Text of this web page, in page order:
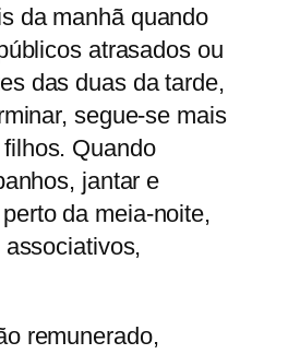
da manhã quando
atrasados ou
das duas da tarde,
segue-se mais
Quando
jantar e
da meia-noite,
remunerado,